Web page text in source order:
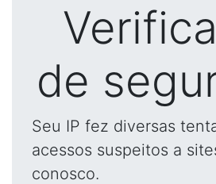
de
Seu IP fez diversas
acessos suspeitos a
conosco.